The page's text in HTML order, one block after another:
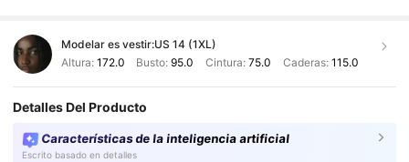
Modelar es vestir:US 14 (1XL)
Altura: 172.0 Busto:95.0 Cintura: 75.0 Caderas: 115.0
Detalles Del Producto
Características de la inteligencia artificial
Escrito basado en detalles